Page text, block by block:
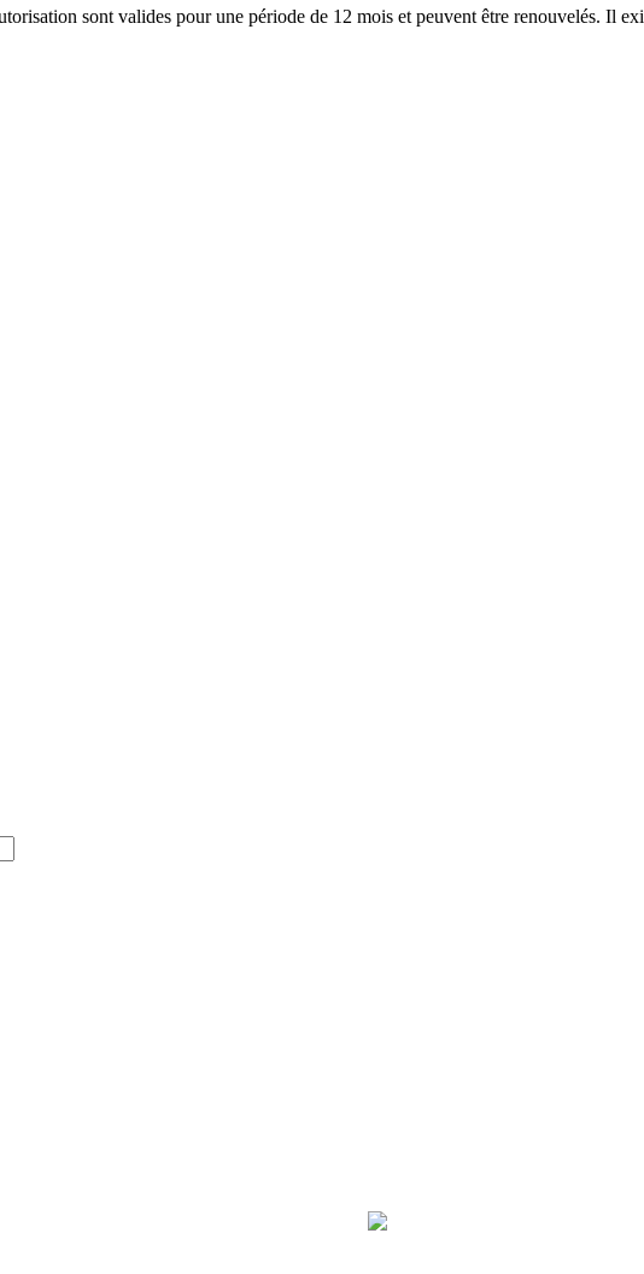
sont valides pour une période de 12 mois et peuvent être renouvelés. Il